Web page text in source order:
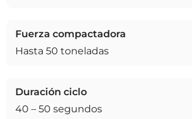
Fuerza compactadora
Hasta 50 toneladas
Duración ciclo
40 – 50 segundos